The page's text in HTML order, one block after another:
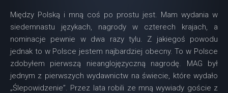
Między Polską i mną coś po prostu jest. Mam wydania w
siedemnastu językach, nagrody w czterech krajach, a
nominacje pewnie w dwa razy tylu. Z jakiegoś powodu
jednak to w Polsce jestem najbardziej obecny. To w Polsce
zdobyłem pierwszą nieanglojęzyczną nagrodę. MAG był
jednym z pierwszych wydawnictw na świecie, które wydało
„Ślepowidzenie”. Przez lata robili ze mną wywiady goście z